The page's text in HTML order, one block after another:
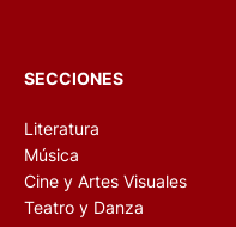
SECCIONES
Literatura
Música
Cine y Artes Visuales
Teatro y Danza